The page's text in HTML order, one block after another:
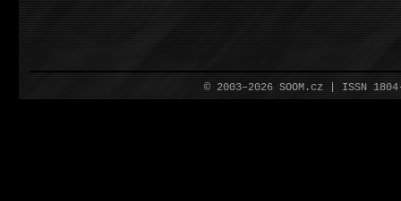
© 2003–2026 SOOM.cz | ISSN